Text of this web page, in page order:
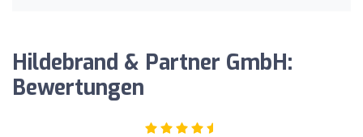
Hildebrand & Partner GmbH:
Bewertungen